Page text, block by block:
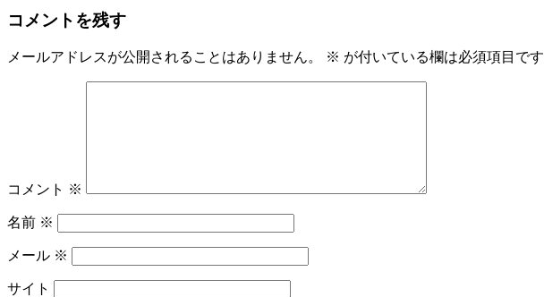
コメントを残す
メールアドレスが公開されることはありません。 ※ が付いている欄は必須項目です
コメント ※
名前 ※
メール ※
サイト